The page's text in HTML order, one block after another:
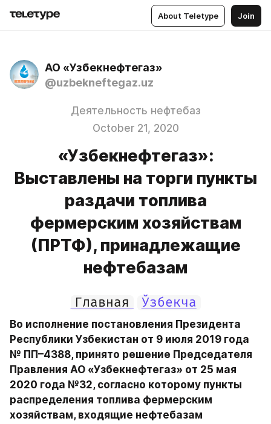
About Teletype Join
АО «Узбекнефтегаз»
@uzbekneftegaz.uz
Деятельность нефтебаз
October 21, 2020
«Узбекнефтегаз»:
Выставлены на торги пункты
раздачи топлива
фермерским хозяйствам
(ПРТФ), принадлежащие
нефтебазам
Главная Ўзбекча
Во исполнение постановления Президента
Республики Узбекистан от 9 июля 2019 года
№ ПП–4388, принято решение Председателя
Правления АО «Узбекнефтегаз» от 25 мая
2020 года №32, согласно которому пункты
распределения топлива фермерским
хозяйствам, входящие нефтебазам